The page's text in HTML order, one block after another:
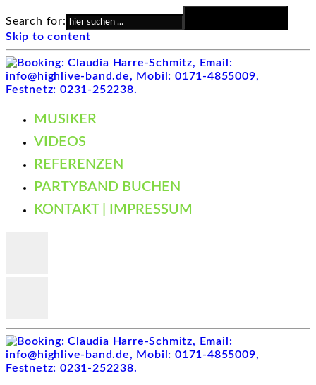
Search for:
Skip to content
MUSIKER
VIDEOS
REFERENZEN
PARTYBAND BUCHEN
KONTAKT | IMPRESSUM